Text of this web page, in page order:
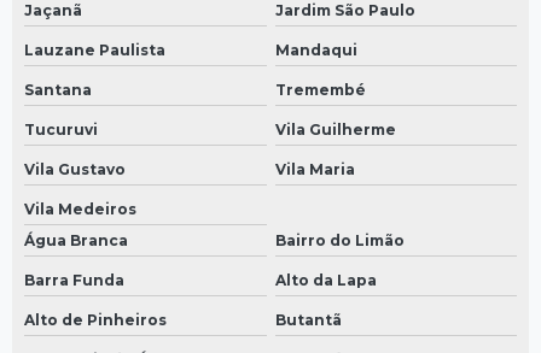
Jaçanã Jardim São Paulo
Lauzane Paulista Mandaqui
Santana Tremembé
Tucuruvi Vila Guilherme
Vila Gustavo Vila Maria
Vila Medeiros
Água Branca
Bairro do Limão
Barra Funda Alto da Lapa
Alto de Pinheiros Butantã